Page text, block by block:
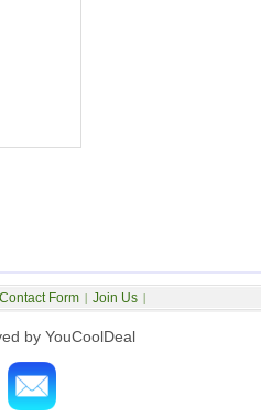
by YouCoolDeal
Contact Form | Join Us |